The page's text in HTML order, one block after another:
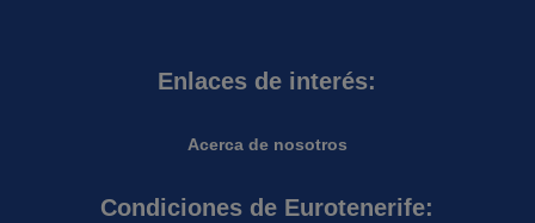
Enlaces de interés:
Acerca de nosotros
Condiciones de Eurotenerife: